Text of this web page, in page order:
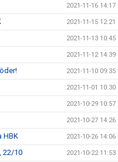
2021-11-16 14:17
2021-11-15 12:21
2021-11-13 10:45
2021-11-12 14:39
2021-11-10 09:35
2021-11-01 10:30
2021-10-29 10:57
2021-10-27 14:26
HBK 2021-10-26 14:06
22/10 2021-10-22 11:53